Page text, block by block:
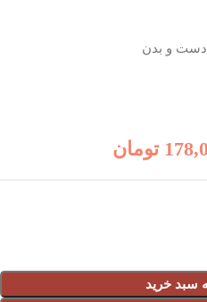
دست و بدن
تومان
سبد خرید